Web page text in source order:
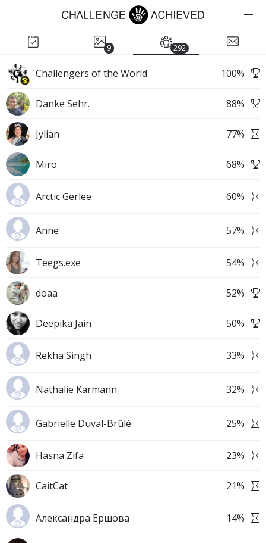
9 292
Challengers of the World 100%
Danke Sehr. 88%
Jylian 77%
Miro 68%
Arctic Gerlee 60%
Anne 57%
Teegs.exe 54%
doaa 52%
Deepika Jain 50%
Rekha Singh 33%
Nathalie Karmann 32%
Gabrielle Duval-Brûlé 25%
Hasna Zifa 23%
CaitCat 21%
Александра Ершова 14%